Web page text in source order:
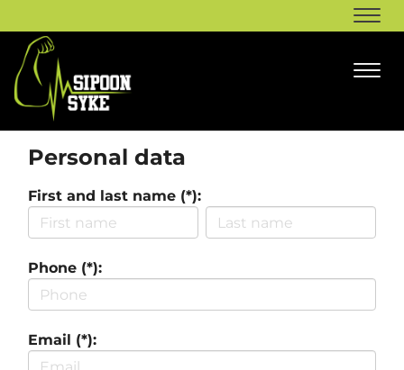
Personal data
First and last name (*):
Phone (*):
Email (*):